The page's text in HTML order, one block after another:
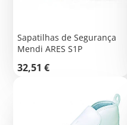
Sapatilhas de Segurança
Mendi ARES S1P
Preço
32,51 €